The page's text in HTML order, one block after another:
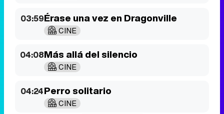
03:59Érase una vez en Dragonville
CINE
04:08Más allá del silencio
CINE
04:24Perro solitario
CINE